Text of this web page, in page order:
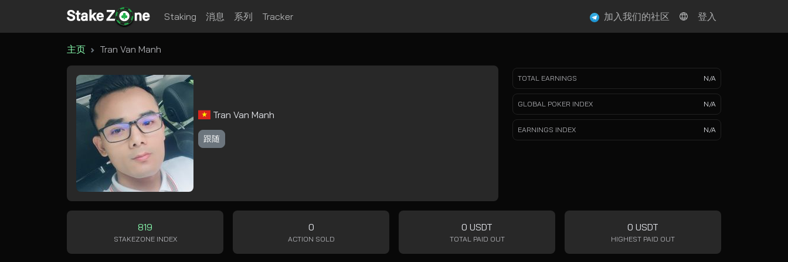
Staking 消息 系列 Tracker 加入我们的社区 登入
主页 Tran Van Manh
Tran Van Manh
跟随
TOTAL EARNINGS N/A
GLOBAL POKER INDEX N/A
EARNINGS INDEX N/A
819
STAKEZONE INDEX
0
ACTION SOLD
0 USDT
TOTAL PAID OUT
0 USDT
HIGHEST PAID OUT